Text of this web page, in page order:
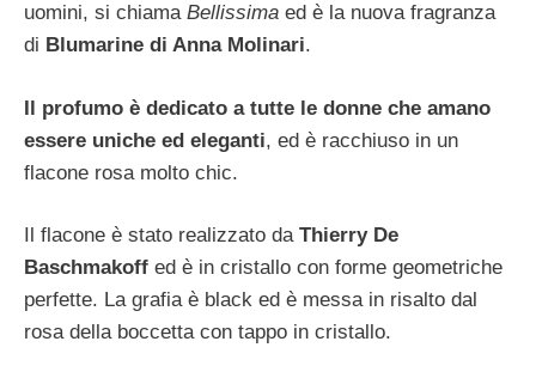
uomini, si chiama Bellissima ed è la nuova fragranza
di Blumarine di Anna Molinari.
Il profumo è dedicato a tutte le donne che amano
essere uniche ed eleganti, ed è racchiuso in un
flacone rosa molto chic.
Il flacone è stato realizzato da Thierry De
Baschmakoff ed è in cristallo con forme geometriche
perfette. La grafia è black ed è messa in risalto dal
rosa della boccetta con tappo in cristallo.